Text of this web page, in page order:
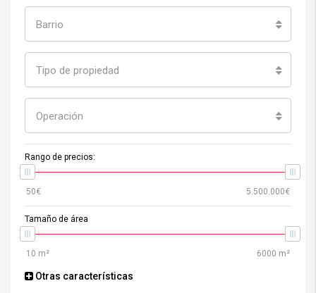
Barrio
Tipo de propiedad
Operación
Rango de precios:
Tamaño de área
Otras características